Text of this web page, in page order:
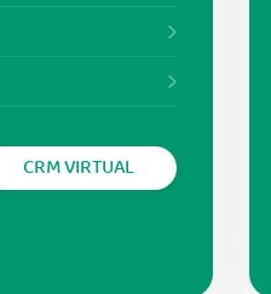
CRM VIRTUAL